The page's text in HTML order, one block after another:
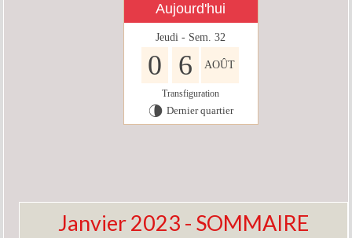
Aujourd'hui
Jeudi - Sem. 32
0 6 AOÛT
Transfiguration
U Dernier quartier
Janvier 2023 - SOMMAIRE